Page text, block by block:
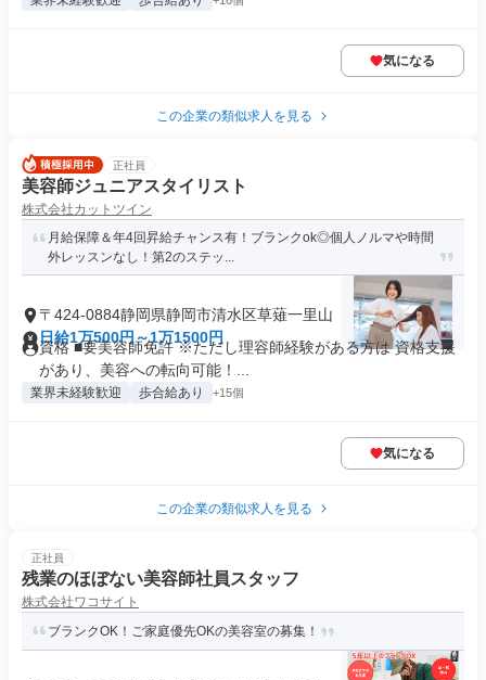
気になる
この企業の類似求人を見る
正社員
美容師ジュニアスタイリスト
株式会社カットツイン
月給保障＆年4回昇給チャンス有！ブランクok◎個人ノルマや時間
外レッスンなし！第2のステッ...
〒424-0884静岡県静岡市清水区草薙一里山
日給1万500円～1万1500円
資格 ■要美容師免許 ※ただし理容師経験がある方は 資格支援
があり、美容への転向可能！...
業界未経験歓迎 歩合給あり +15個
気になる
この企業の類似求人を見る
正社員
残業のほぼない美容師社員スタッフ
株式会社ワコサイト
ブランクOK！ご家庭優先OKの美容室の募集！